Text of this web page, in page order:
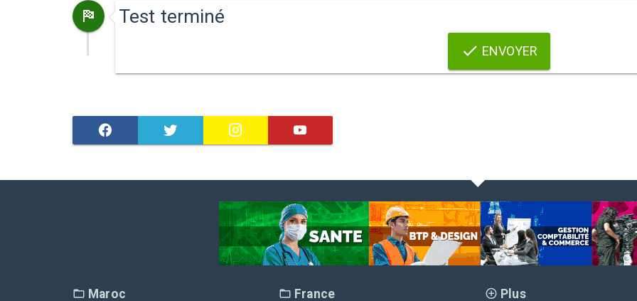
Test terminé
ENVOYER
Maroc France Plus